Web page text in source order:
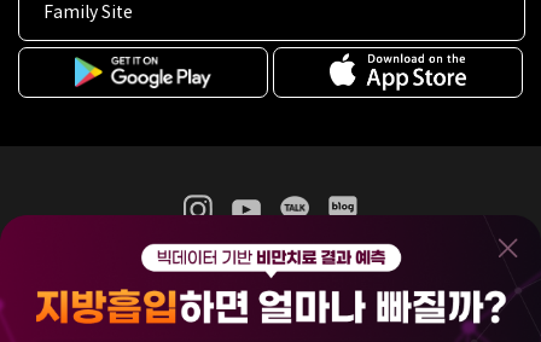
Family Site
365mc 병·의원 이용약관
홈페이지 이용약관
비급여진료수가
(주)365mcㅣ서울특별시 서초구 서초대로52길 7, 3~4층(서초동, 제일빌딩)